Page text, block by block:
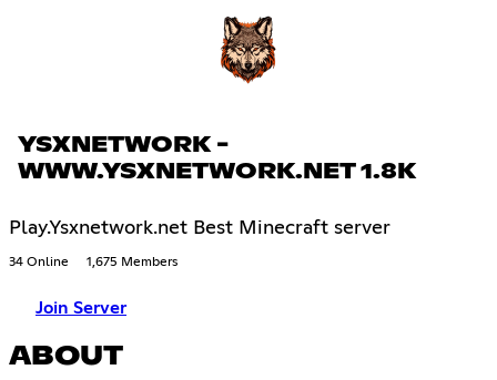
YSXNETWORK -
WWW.YSXNETWORK.NET 1.8K
Play.Ysxnetwork.net Best Minecraft server
34 Online 1,675 Members
Join Server
ABOUT